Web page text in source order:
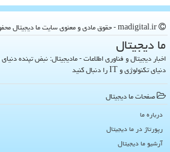
ما دیجیتال
اخبار دیجیتال و فناوری اطلاعات - مادیجیتال: نبض تپنده
دنیای تکنولوژی و IT را دنبال کنید
صفحات ما دیجیتال
درباره ما
رپورتاژ در ما دیجیتال
آرشیو ما دیجیتال